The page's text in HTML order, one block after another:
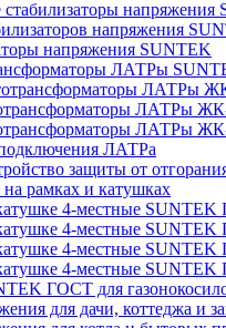
стабилизаторы напряжения
напряжения
напряжения SUNTEK
ЛАТРы
ЛАТРы
ЛАТРы
ЛАТРы
ЛАТРа
защиты от
рамках и катушках
4-местные
4-местные
4-местные
4-местные
ГОСТ для
для дачи, коттеджа и